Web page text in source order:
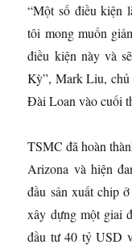
“Một số điều kiện
tôi mong muốn
điều kiện này và
Kỳ”, Mark Liu,
Đài Loan vào cuối
TSMC đã hoàn
Arizona và hiện
đầu sản xuất chip
xây dựng một giai
đầu tư 40 tỷ USD